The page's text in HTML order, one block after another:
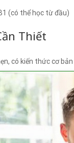
(có thể học từ đầu)
Thiết
có kiến thức cơ